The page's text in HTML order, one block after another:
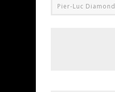
Pier-Luc Diamond